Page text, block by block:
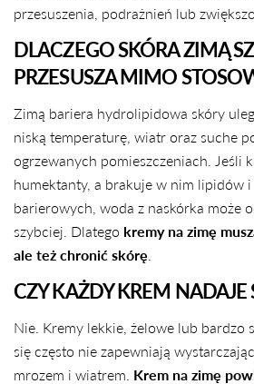
przesuszenia, podrażnień lub
DLACZEGO SKÓRA ZIMĄ
PRZESUSZA MIMO
Zimą bariera hydrolipidowa skóry
niską temperaturę, wiatr oraz suche
ogrzewanych pomieszczeniach. Jeśli
humektanty, a brakuje w nim lipidów i
barierowych, woda z naskórka może
szybciej. Dlatego kremy na zimę
ale też chronić skórę
CZY KAŻDY KREM NADAJE
Nie. Kremy lekkie, żelowe lub bardzo
się często nie zapewniają
mrozem i wiatrem. Krem na zimę